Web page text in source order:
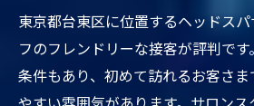
東京都台東区に位置するヘッドス
フのフレンドリーな接客が評判で
条件もあり、初めて訪れるお客さ